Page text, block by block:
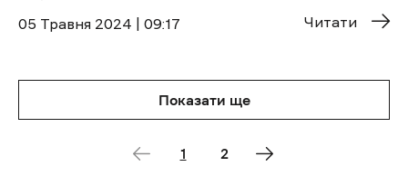
05 Травня 2024 | 09:17 Читати
Показати ще
1 2